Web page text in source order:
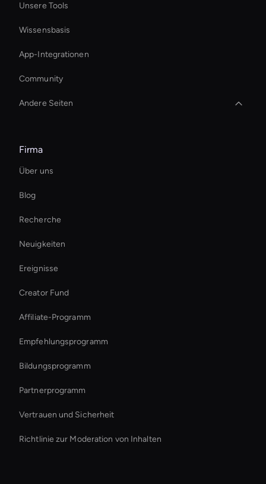
Unsere Tools
Wissensbasis
App-Integrationen
Community
Andere Seiten
Ai Avatar Live Chat
Video Conferencing Ai
Ai Avatar For Zoom Meetings
Ersteller von KI-Videoanzeigen
interactive hologram
Self-Learning Ai Avatar
Ai Agent For Automation
Firma
Über uns
Blog
Recherche
Neuigkeiten
Ereignisse
Creator Fund
Affiliate-Programm
Empfehlungsprogramm
Bildungsprogramm
Partnerprogramm
Vertrauen und Sicherheit
Richtlinie zur Moderation von Inhalten